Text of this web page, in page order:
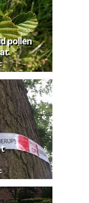
pollen